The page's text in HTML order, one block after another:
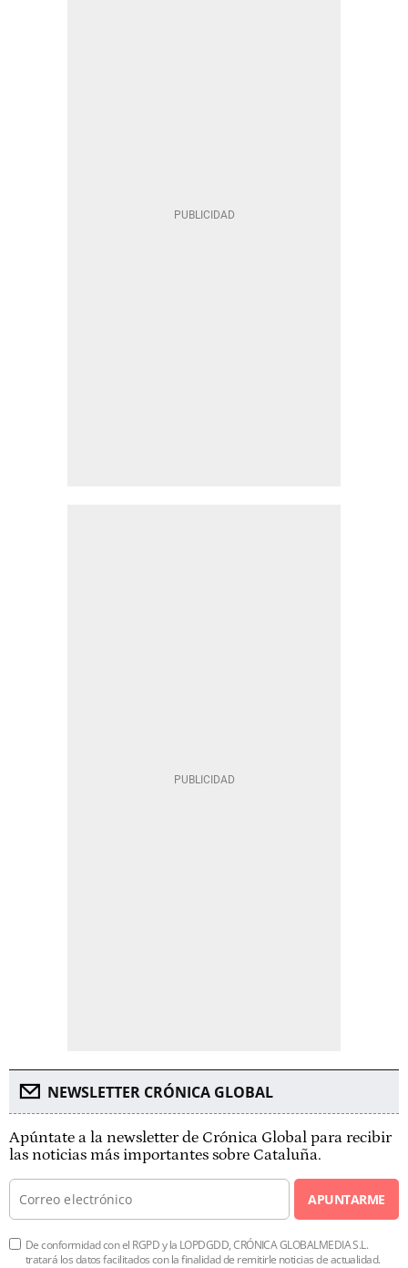
NEWSLETTER CRÓNICA GLOBAL
Apúntate a la newsletter de Crónica Global para recibir
las noticias más importantes sobre Cataluña.
APUNTARME
De conformidad con el RGPD y la LOPDGDD, CRÓNICA GLOBALMEDIA S.L.
tratará los datos facilitados con la finalidad de remitirle noticias de actualidad.